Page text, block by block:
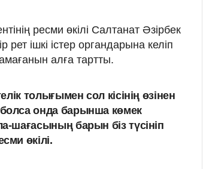
ресми өкілі Салтанат Әзірбек
ішкі істер органдарына келіп
алға тартты.
толығымен сол кісінің өзінен
онда барынша көмек
шағасының барын біз түсініп
өкілі.